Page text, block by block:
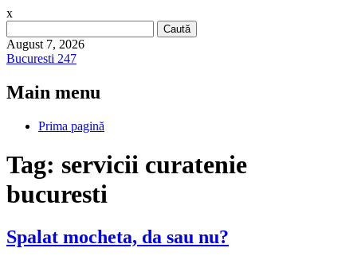
x
după:
August 7, 2026
Bucuresti 247
Main menu
Skip
content
Prima pagină
Tag: servicii curatenie
bucuresti
Spalat mocheta, da sau nu?